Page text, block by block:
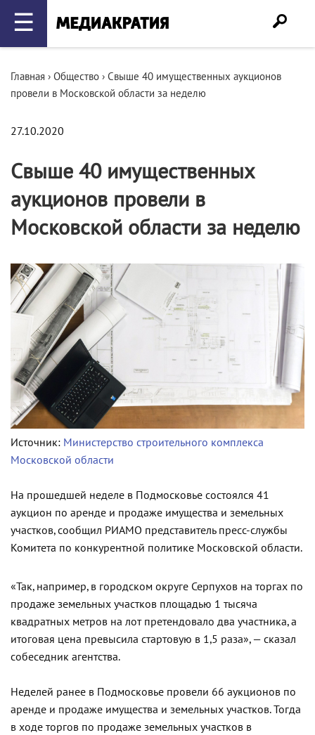
☰
Главная › Общество › Свыше 40 имущественных аукционов
провели в Московской области за неделю
27.10.2020
Свыше 40 имущественных
аукционов провели в
Московской области за неделю
Источник: Министерство строительного комплекса
Московской области
На прошедшей неделе в Подмосковье состоялся 41
аукцион по аренде и продаже имущества и земельных
участков, сообщил РИАМО представитель пресс-службы
Комитета по конкурентной политике Московской области.
«Так, например, в городском округе Серпухов на торгах по
продаже земельных участков площадью 1 тысяча
квадратных метров на лот претендовало два участника, а
итоговая цена превысила стартовую в 1,5 раза», — сказал
собеседник агентства.
Неделей ранее в Подмосковье провели 66 аукционов по
аренде и продаже имущества и земельных участков. Тогда
в ходе торгов по продаже земельных участков в